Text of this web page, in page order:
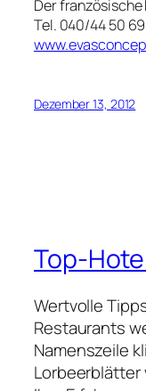
Der
Tel. 040/44 50
Dezember 13, 2012
Top-
Wertvolle
Restaurants
Namenszeile
Lorbeerblätter